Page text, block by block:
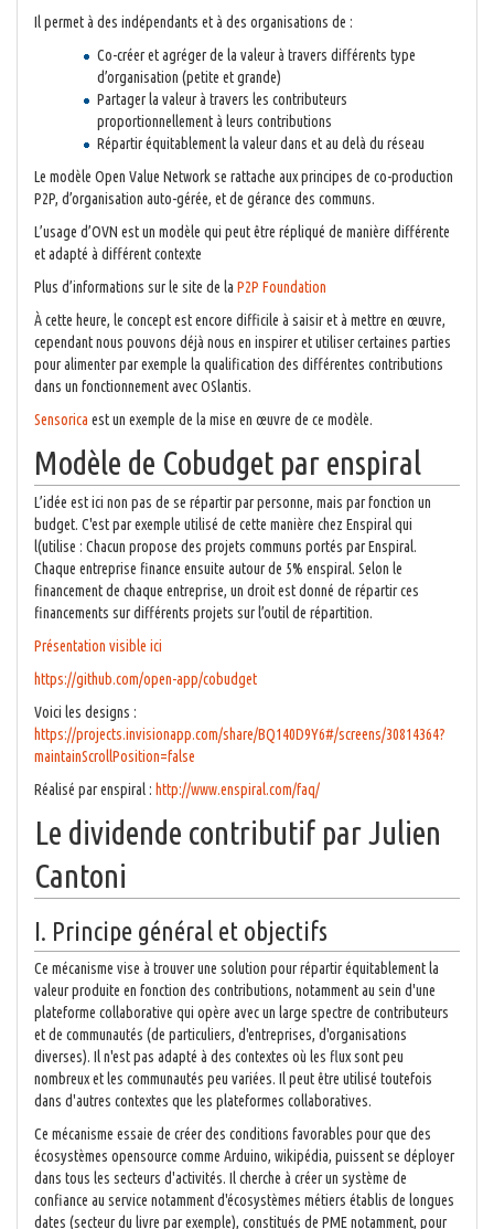
Il permet à des indépendants et à des organisations de :
Co-créer et agréger de la valeur à travers différents type
d’organisation (petite et grande)
Partager la valeur à travers les contributeurs
proportionnellement à leurs contributions
Répartir équitablement la valeur dans et au delà du réseau
Le modèle Open Value Network se rattache aux principes de co-production
P2P, d’organisation auto-gérée, et de gérance des communs.
L’usage d’OVN est un modèle qui peut être répliqué de manière différente
et adapté à différent contexte
Plus d’informations sur le site de la P2P Foundation
À cette heure, le concept est encore difficile à saisir et à mettre en œuvre,
cependant nous pouvons déjà nous en inspirer et utiliser certaines parties
pour alimenter par exemple la qualification des différentes contributions
dans un fonctionnement avec OSlantis.
Sensorica est un exemple de la mise en œuvre de ce modèle.
Modèle de Cobudget par enspiral
L’idée est ici non pas de se répartir par personne, mais par fonction un
budget. C'est par exemple utilisé de cette manière chez Enspiral qui
l(utilise : Chacun propose des projets communs portés par Enspiral.
Chaque entreprise finance ensuite autour de 5% enspiral. Selon le
financement de chaque entreprise, un droit est donné de répartir ces
financements sur différents projets sur l’outil de répartition.
Présentation visible ici
https://github.com/open-app/cobudget
Voici les designs :
https://projects.invisionapp.com/share/BQ140D9Y6#/screens/30814364?
maintainScrollPosition=false
Réalisé par enspiral : http://www.enspiral.com/faq/
Le dividende contributif par Julien
Cantoni
I. Principe général et objectifs
Ce mécanisme vise à trouver une solution pour répartir équitablement la
valeur produite en fonction des contributions, notamment au sein d'une
plateforme collaborative qui opère avec un large spectre de contributeurs
et de communautés (de particuliers, d'entreprises, d'organisations
diverses). Il n'est pas adapté à des contextes où les flux sont peu
nombreux et les communautés peu variées. Il peut être utilisé toutefois
dans d'autres contextes que les plateformes collaboratives.
Ce mécanisme essaie de créer des conditions favorables pour que des
écosystèmes opensource comme Arduino, wikipédia, puissent se déployer
dans tous les secteurs d'activités. Il cherche à créer un système de
confiance au service notamment d'écosystèmes métiers établis de longues
dates (secteur du livre par exemple), constitués de PME notamment, pour